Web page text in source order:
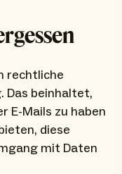
rechtliche
Das beinhaltet,
E-Mails zu haben
diese
mit Daten